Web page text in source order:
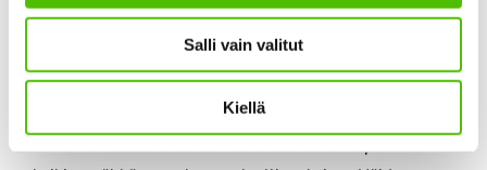
Salli vain valitut
Kiellä
TUOTANTOASIAKKAAN
SÄHKÖVEROVELVOLLISUUS
Enintään 100 kVA:n nimellistehoisilla
mikrovoimalaitoksilla sähköä tuottavat on vapautettu